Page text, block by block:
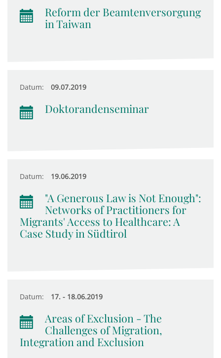
Reform der Beamtenversorgung
in Taiwan
Datum: 09.07.2019
Doktorandenseminar
Datum: 19.06.2019
"A Generous Law is Not Enough":
Networks of Practitioners for
Migrants' Access to Healthcare: A
Case Study in Südtirol
Datum: 17. - 18.06.2019
Areas of Exclusion - The
Challenges of Migration,
Integration and Exclusion